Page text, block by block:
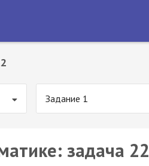
Задание 1
задача 22